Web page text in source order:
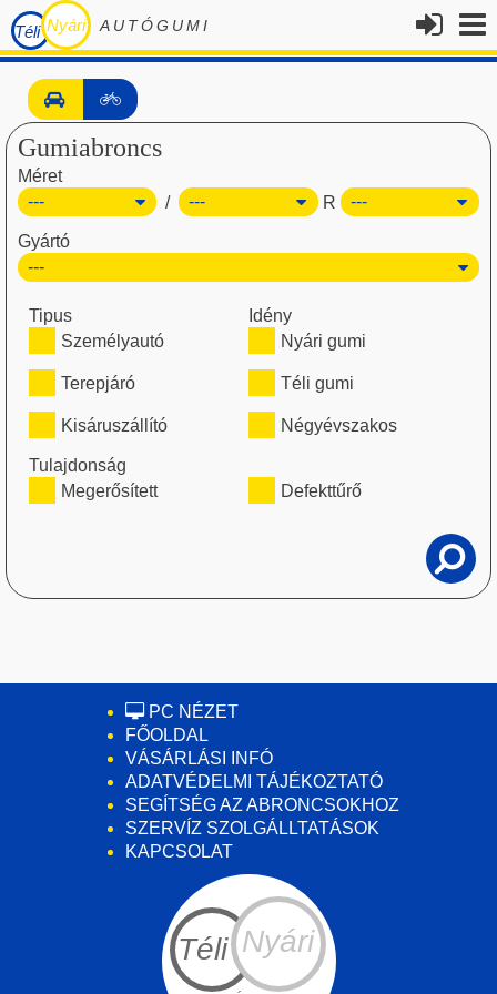
Téli Nyári AUTÓGUMI
Gumiabroncs
Méret
/
R
Gyártó
Tipus
Személyautó
Terepjáró
Kisáruszállító
Idény
Nyári gumi
Téli gumi
Négyévszakos
Tulajdonság
Megerősített
Defekttűrő
PC NÉZET
FŐOLDAL
VÁSÁRLÁSI INFÓ
ADATVÉDELMI TÁJÉKOZTATÓ
SEGÍTSÉG AZ ABRONCSOKHOZ
SZERVÍZ SZOLGÁLLTATÁSOK
KAPCSOLAT
Téli Nyári